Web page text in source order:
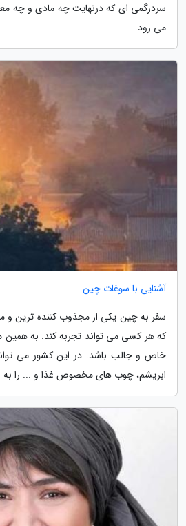
سردرگمی ای که درنهایت چه مادی و چه
می رود.
آشنایی با سوغات چین
سفر به چین یکی از مجذوب کننده ترین و
که هر کسی می تواند تجربه کند. به همین
خاص و جالب باشد. در این کشور می
ابریشم، چوب های مخصوص غذا و ... را به